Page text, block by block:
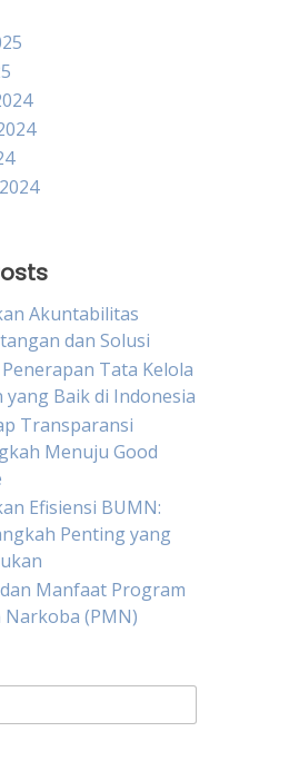
Akuntabilitas
dan Solusi
Tata Kelola
yang Baik di Indonesia
Transparansi
Menuju Good
Efisiensi BUMN:
Penting yang
Manfaat Program
Narkoba (PMN)